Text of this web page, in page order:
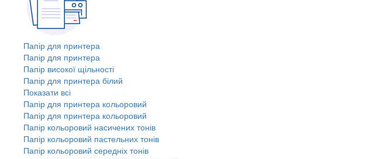
Папір для принтера
Папір для принтера
Папір високої щільності
Папір для принтера білий
Показати всі
Папір для принтера кольоровий
Папір для принтера кольоровий
Папір кольоровий насичених тонів
Папір кольоровий пастельних тонів
Папір кольоровий середніх тонів